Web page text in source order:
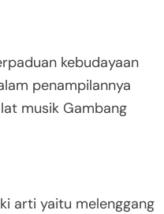
kebudayaan
penampilannya
musik Gambang
arti yaitu melenggang